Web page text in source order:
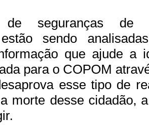
de seguranças de
sendo
que ajude a
para o COPOM
esse tipo de
morte desse cidadão,